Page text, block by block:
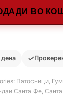
ВО
✓
Патосници
Санта Фе